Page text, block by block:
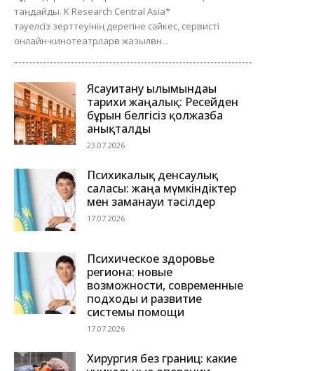
таңдайды. K Research Central Asia*
тәуелсіз зерттеуінің дерегіне сәйкес, сервисті
онлайн-кинотеатрларға жазылған...
Ясауитану ғылымындағы
тарихи жаңалық: Ресейден
бұрын белгісіз қолжазба
анықталды
23.07.2026
Психикалық денсаулық
саласы: жаңа мүмкіндіктер
мен заманауи тәсілдер
17.07.2026
Психическое здоровье
региона: новые
возможности, современные
подходы и развитие
системы помощи
17.07.2026
Хирургия без границ: какие